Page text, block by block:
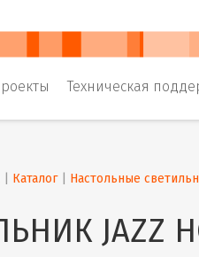
Техническая
Каталог | Настольные
JAZZ